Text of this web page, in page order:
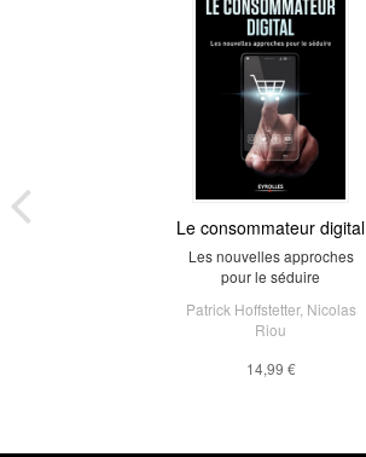
Le consommateur digital
Les nouvelles approches
pour le séduire
Patrick Hoffstetter, Nicolas
Riou
14,99 €